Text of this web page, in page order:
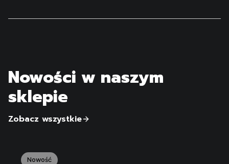
Nowości w naszym
sklepie
Zobacz wszystkie
Nowość